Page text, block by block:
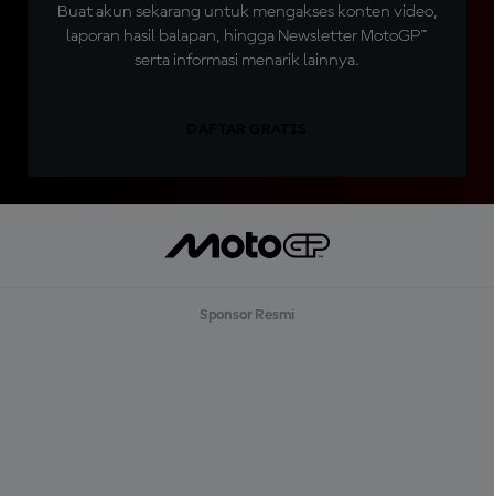
Buat akun sekarang untuk mengakses konten video,
laporan hasil balapan, hingga Newsletter MotoGP™
serta informasi menarik lainnya.
Sponsor Resmi